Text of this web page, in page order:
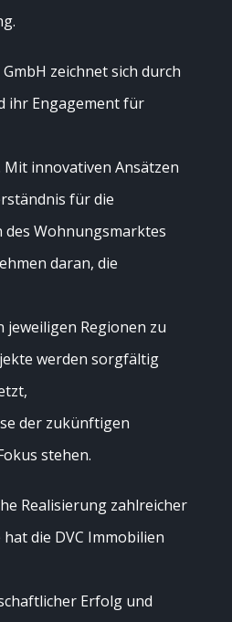
zeichnet sich durch
ihr Engagement für
innovativen Ansätzen
für die
Wohnungsmarktes
daran, die
jeweiligen Regionen zu
werden sorgfältig
der zukünftigen
stehen.
Realisierung zahlreicher
die DVC Immobilien
Erfolg und